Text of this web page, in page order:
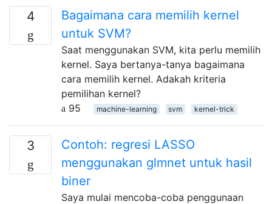
4
Bagaimana cara memilih kernel
untuk SVM?
Saat menggunakan SVM, kita perlu memilih
kernel. Saya bertanya-tanya bagaimana
cara memilih kernel. Adakah kriteria
pemilihan kernel?
95
machine-learning svm kernel-trick
3
Contoh: regresi LASSO
menggunakan glmnet untuk hasil
biner
Saya mulai mencoba-coba penggunaan